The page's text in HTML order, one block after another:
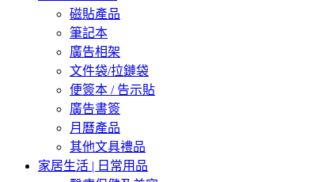
磁貼產品
筆記本
廣告相架
文件袋/拉鏈袋
便簽本 / 告示貼
廣告書簽
月曆產品
其他文具禮品
家居生活 | 日常用品